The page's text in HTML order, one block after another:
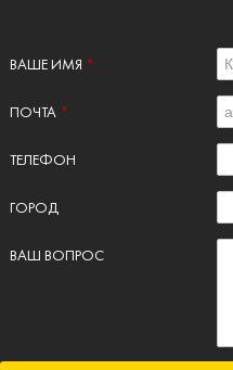
ВАШЕ ИМЯ *
ПОЧТА *
ТЕЛЕФОН
ГОРОД
ВАШ ВОПРОС